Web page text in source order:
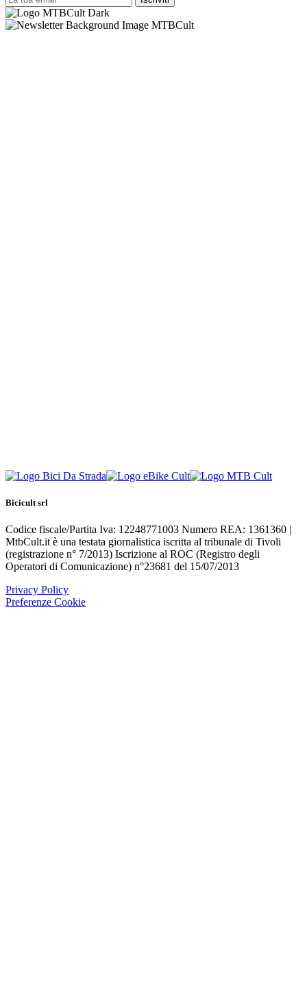
Bicicult srl
Codice fiscale/Partita Iva: 12248771003 Numero REA: 1361360 |
MtbCult.it è una testata giornalistica iscritta al tribunale di Tivoli
(registrazione n° 7/2013) Iscrizione al ROC (Registro degli
Operatori di Comunicazione) n°23681 del 15/07/2013
Privacy Policy
Preferenze Cookie